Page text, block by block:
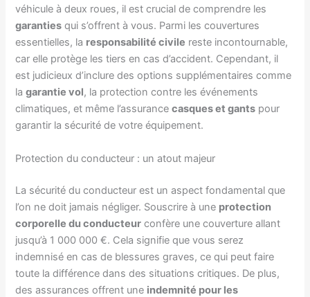
véhicule à deux roues, il est crucial de comprendre les
garanties qui s’offrent à vous. Parmi les couvertures
essentielles, la responsabilité civile reste incontournable,
car elle protège les tiers en cas d’accident. Cependant, il
est judicieux d’inclure des options supplémentaires comme
lagarantie vol, la protection contre les événements
climatiques, et même l’assurancecasques et gants pour
garantir la sécurité de votre équipement.
Protection du conducteur : un atout majeur
La sécurité du conducteur est un aspect fondamental que
l’on ne doit jamais négliger. Souscrire à une protection
corporelle du conducteur confère une couverture allant
jusqu’à 1 000 000 €. Cela signifie que vous serez
indemnisé en cas de blessures graves, ce qui peut faire
toute la différence dans des situations critiques. De plus,
des assurances offrent une indemnité pour les